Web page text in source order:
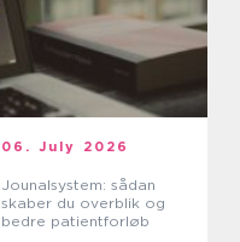
06. July 2026
Jounalsystem: sådan
skaber du overblik og
bedre patientforløb